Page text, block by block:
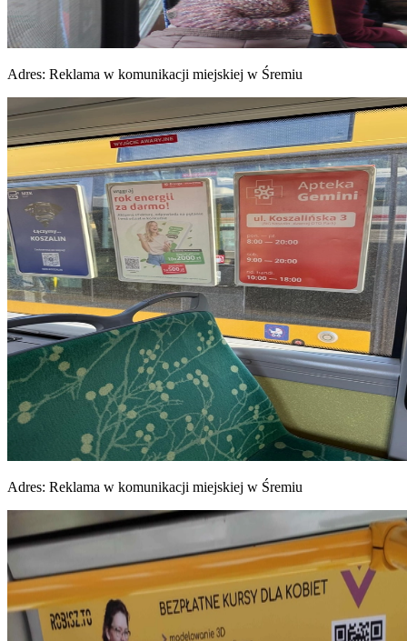
Adres: Reklama w komunikacji miejskiej w Śremiu
Adres: Reklama w komunikacji miejskiej w Śremiu